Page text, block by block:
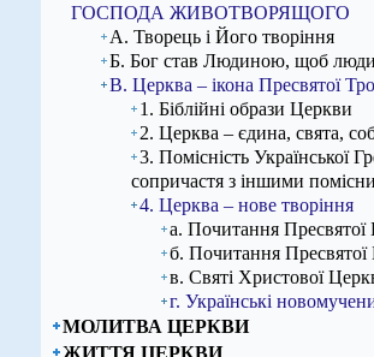
ГОСПОДА ЖИВОТВОРЯЩОГО
А. Творець і Його творіння
Б. Бог став Людиною, щоб
В. Церква – ікона Пресвятої
1. Біблійні образи Церкви
2. Церква – єдина, свята,
3. Помісність Української
сопричастя з іншими
4. Церква – нове творіння
а. Почитання Пресвятої
б. Почитання Пресвятої
в. Святі Христової
г. Українські
МОЛИТВА ЦЕРКВИ
ЖИТТЯ ЦЕРКВИ